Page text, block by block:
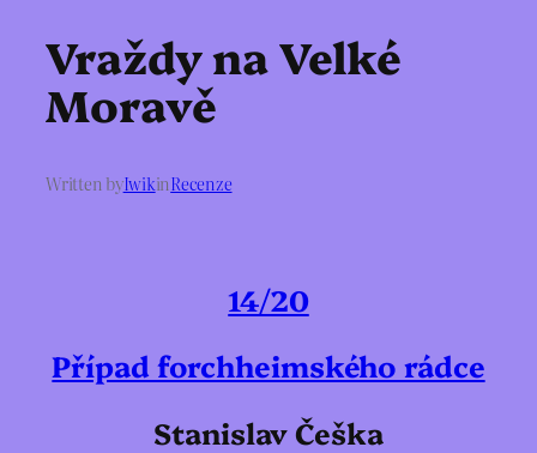
Vraždy na Velké
Moravě
Written byIwikinRecenze
14/20
Případ forchheimského rádce
Stanislav Češka